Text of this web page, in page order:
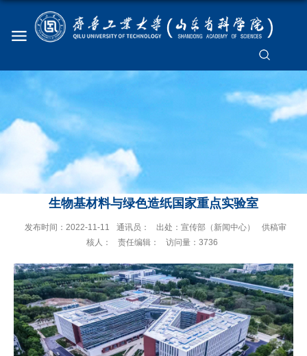
生物基材料与绿色造纸国家重点实验室
发布时间：2022-11-11 通讯员： 出处：宣传部（新闻中心）
供稿审
核人：
责任编辑： 访问量： 3736